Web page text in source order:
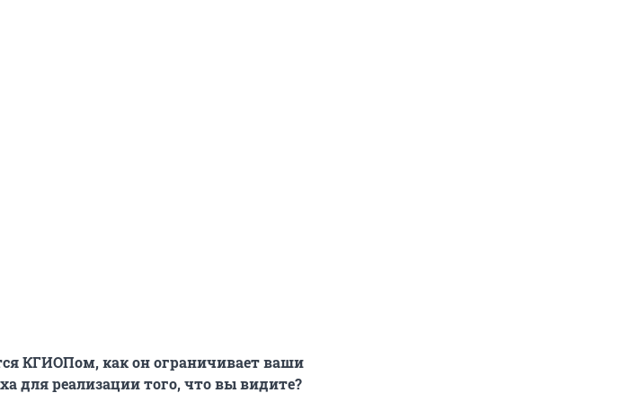
КГИОПом, как он ограничивает ваши
для реализации того, что вы видите?